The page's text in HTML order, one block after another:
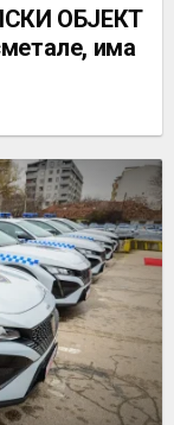
ОБЈЕКТ
има